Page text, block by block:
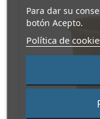
Para dar su
botón Acepto.
Política de